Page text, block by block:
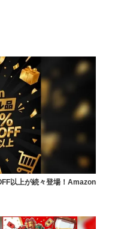
以上が続々登場！Amazon